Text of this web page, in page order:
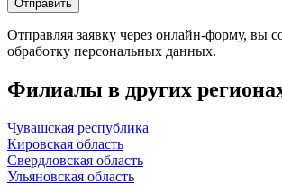
Отправляя заявку через онлайн-форму, вы
обработку персональных данных.
Филиалы в других
Чувашская республика
Кировская область
Свердловская область
Ульяновская область